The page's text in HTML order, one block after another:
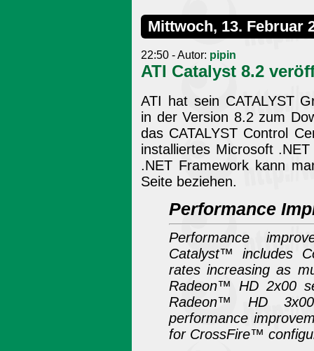
Mittwoch, 13. Februar
22:50 - Autor: pipin
ATI Catalyst 8.2
ATI hat sein CATALYST
in der Version 8.2 zum
das CATALYST Control
installiertes Microsoft
.NET Framework kann
Seite beziehen.
Performance
Performance
Catalyst™ includes
rates increasing as
Radeon™ HD 2x00
Radeon™ HD
performance
for CrossFire™